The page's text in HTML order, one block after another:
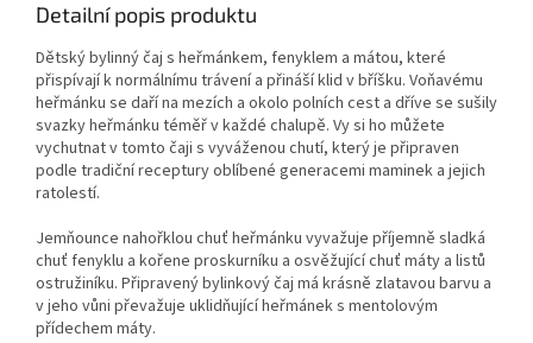
Detailní popis produktu
Dětský bylinný čaj s heřmánkem, fenyklem a mátou, které
přispívají k normálnímu trávení a přináší klid v bříšku. Voňavému
heřmánku se daří na mezích a okolo polních cest a dříve se sušily
svazky heřmánku téměř v každé chalupě. Vy si ho můžete
vychutnat v tomto čaji s vyváženou chutí, který je připraven
podle tradiční receptury oblíbené generacemi maminek a jejich
ratolestí.
Jemňounce nahořklou chuť heřmánku vyvažuje příjemně sladká
chuť fenyklu a kořene proskurníku a osvěžující chuť máty a listů
ostružiníku. Připravený bylinkový čaj má krásně zlatavou barvu a
v jeho vůni převažuje uklidňující heřmánek s mentolovým
přídechem máty.